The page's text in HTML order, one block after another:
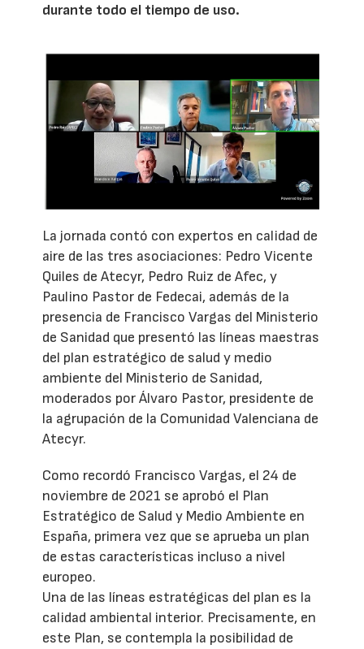
durante todo el tiempo de uso.
La jornada contó con expertos en calidad de
aire de las tres asociaciones: Pedro Vicente
Quiles de Atecyr, Pedro Ruiz de Afec, y
Paulino Pastor de Fedecai, además de la
presencia de Francisco Vargas del Ministerio
de Sanidad que presentó las líneas maestras
del plan estratégico de salud y medio
ambiente del Ministerio de Sanidad,
moderados por Álvaro Pastor, presidente de
la agrupación de la Comunidad Valenciana de
Atecyr.
Como recordó Francisco Vargas, el 24 de
noviembre de 2021 se aprobó el Plan
Estratégico de Salud y Medio Ambiente en
España, primera vez que se aprueba un plan
de estas características incluso a nivel
europeo.
Una de las líneas estratégicas del plan es la
calidad ambiental interior. Precisamente, en
este Plan, se contempla la posibilidad de